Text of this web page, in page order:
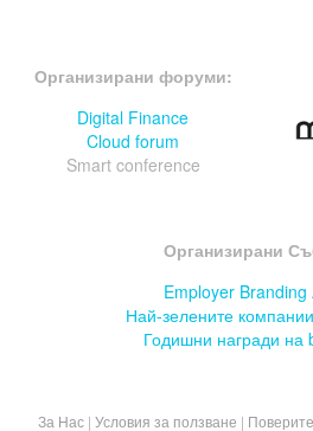
Организирани форуми:
Digital Finance
Cloud forum
Smart conference
Организирани
Employer Branding
Най-зелените
Годишни награди на
За Нас | Условия за ползване |